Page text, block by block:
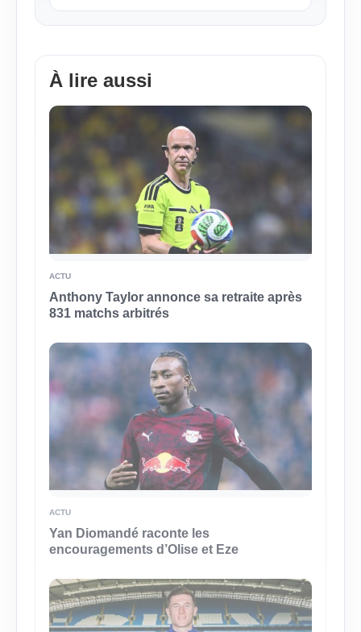
À lire aussi
ACTU
Anthony Taylor annonce sa retraite après
831 matchs arbitrés
ACTU
Yan Diomandé raconte les
encouragements d’Olise et Eze